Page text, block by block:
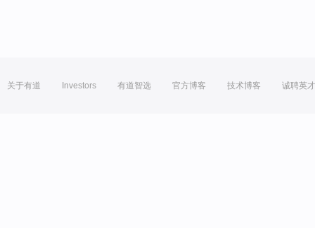
关于有道 Investors 有道智选 官方博客 技术博客 诚聘英才